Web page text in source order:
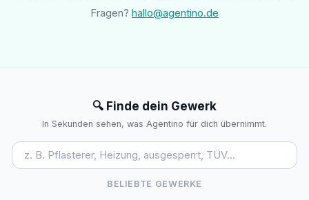
Fragen? hallo@agentino.de
🔍 Finde dein Gewerk
In Sekunden sehen, was Agentino für dich übernimmt.
BELIEBTE GEWERKE